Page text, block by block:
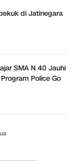
di Jatinegara
SMA N 40 Jauhi
Police Go